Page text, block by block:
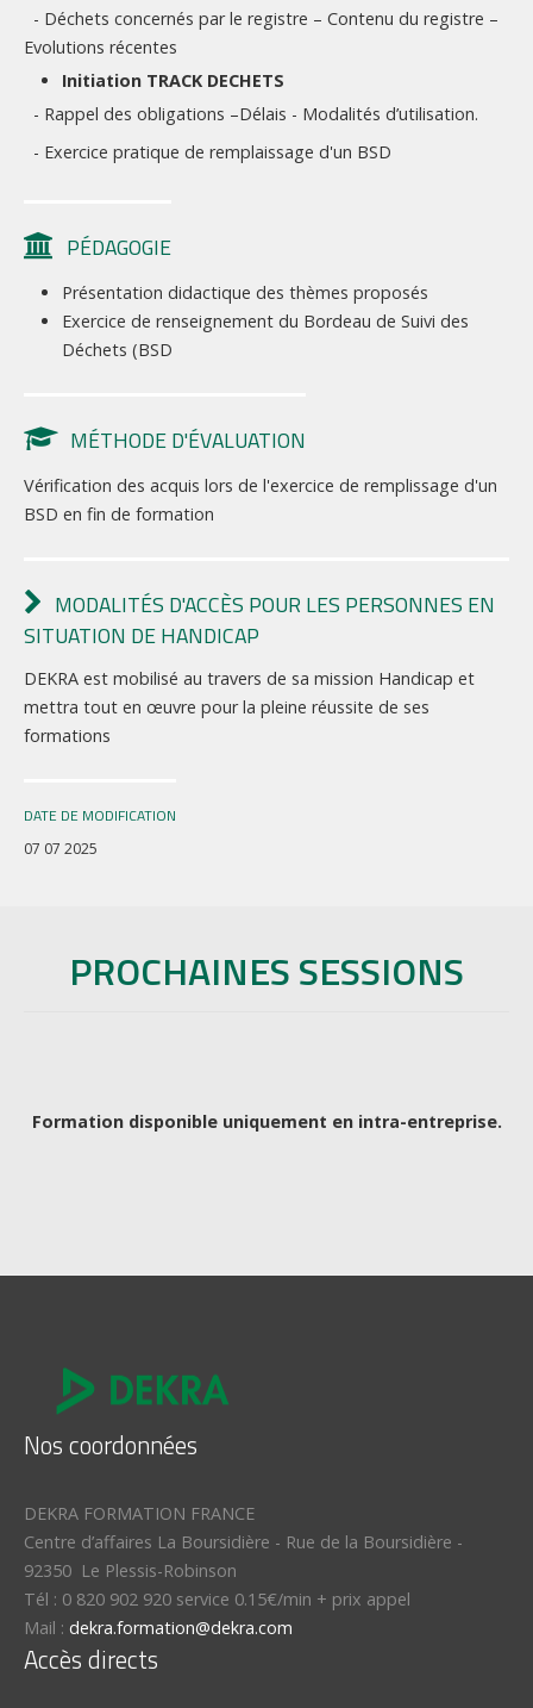
- Déchets concernés par le registre – Contenu du registre –
Evolutions récentes
Initiation TRACK DECHETS
- Rappel des obligations –Délais - Modalités d’utilisation.
- Exercice pratique de remplaissage d'un BSD
PÉDAGOGIE
Présentation didactique des thèmes proposés
Exercice de renseignement du Bordeau de Suivi des
Déchets (BSD
MÉTHODE D'ÉVALUATION
Vérification des acquis lors de l'exercice de remplissage d'un
BSD en fin de formation
MODALITÉS D'ACCÈS POUR LES PERSONNES EN
SITUATION DE HANDICAP
DEKRA est mobilisé au travers de sa mission Handicap et
mettra tout en œuvre pour la pleine réussite de ses
formations
DATE DE MODIFICATION
07 07 2025
PROCHAINES SESSIONS
Formation disponible uniquement en intra-entreprise.
Nos coordonnées
DEKRA FORMATION FRANCE
Centre d’affaires La Boursidière - Rue de la Boursidière -
92350 Le Plessis-Robinson
Tél : 0 820 902 920 service 0.15€/min + prix appel
Mail : dekra.formation@dekra.com
Accès directs